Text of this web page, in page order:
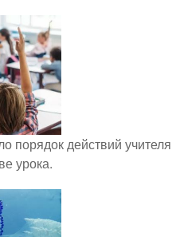
порядок действий учителя
урока.